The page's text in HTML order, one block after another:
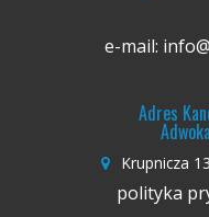
e-mail:
Adres
Krupnicza
polityka